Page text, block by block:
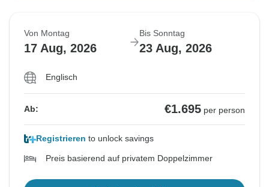
Von Montag
17 Aug, 2026
Bis Sonntag
23 Aug, 2026
Englisch
Ab: €1.695 per person
Registrieren to unlock savings
Preis basierend auf privatem Doppelzimmer